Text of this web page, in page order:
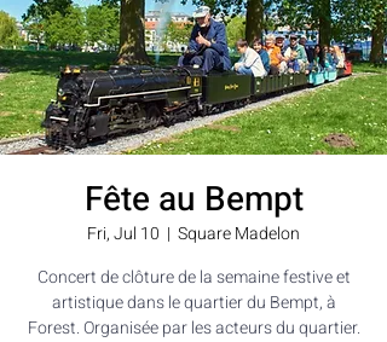
Fête au Bempt
Fri, Jul 10
  |
Square Madelon
Concert de clôture de la semaine festive et
artistique dans le quartier du Bempt, à
Forest. Organisée par les acteurs du quartier.